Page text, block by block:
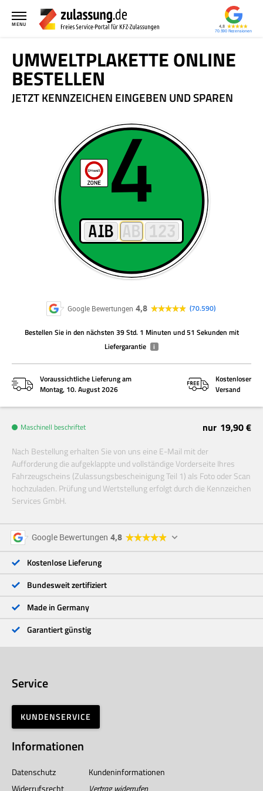
4,8
70.590
MENU
UMWELTPLAKETTE ONLINE
BESTELLEN
JETZT KENNZEICHEN EINGEBEN UND SPAREN
Google Bewertungen 4,8 70.590
Bestellen Siein den nächsten 39 Std. 1 Minuten und 51 Sekunden mit
Liefergarantie
i
Voraussichtliche Lieferung am
Montag, 10. August 2026
Kostenloser
Versand
Maschinell beschriftet nur 19,90 €
Nach Bestellung erhalten Sie von uns eine E-Mail mit der
Aufforderung die aufgeklappte und vollständige Vorderseite Ihres
Fahrzeugscheins (Zulassungsbescheinigung Teil 1) als Foto oder Scan
hochzuladen. Prüfung und Wertstellung erfolgt durch die Kennzeichen
Services GmbH.
Google Bewertungen 4,8
4 Sterne
3 Sterne
<1 %
2 Sterne
1 Stern
<1 %
Kostenlose Lieferung
Bundesweit zertifiziert
Made in Germany
Garantiert günstig
Service
KUNDENSERVICE
Informationen
Datenschutz
Kundeninformationen
Widerrufsrecht
Vertrag widerrufen